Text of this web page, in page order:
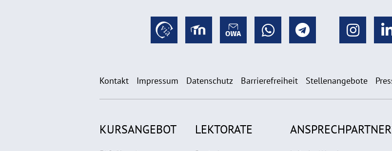
Kontakt Impressum Datenschutz Barrierefreiheit Stellenangebote
KURSANGEBOT LEKTORATE